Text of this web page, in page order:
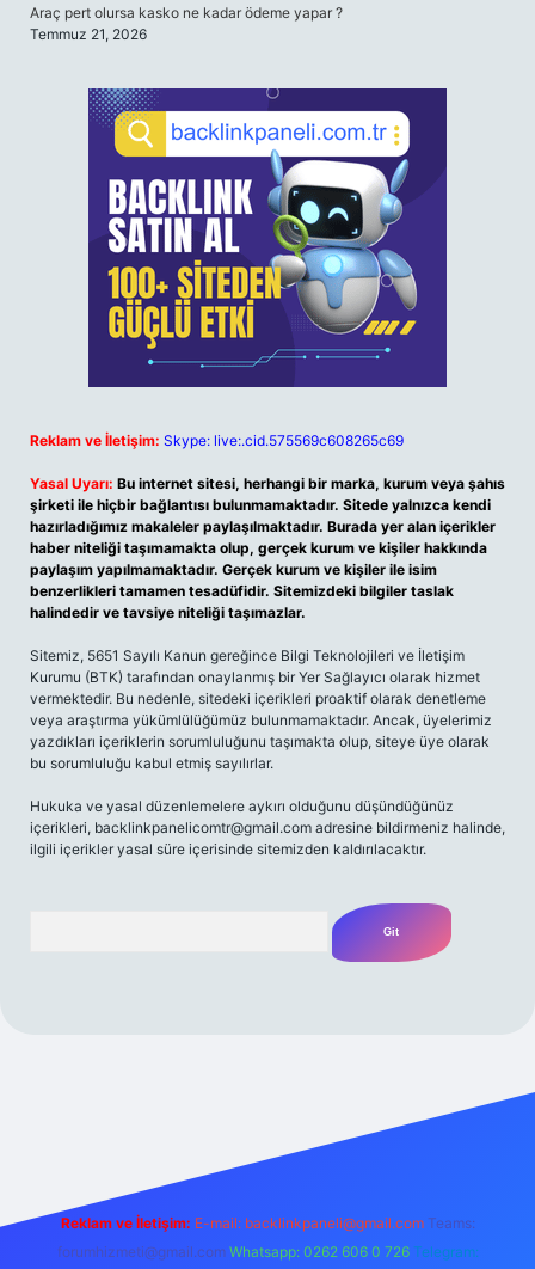
Araç pert olursa kasko ne kadar ödeme yapar ?
Temmuz 21, 2026
Reklam ve İletişim: Skype: live:.cid.575569c608265c69
Yasal Uyarı: Bu internet sitesi, herhangi bir marka, kurum veya şahıs
şirketi ile hiçbir bağlantısı bulunmamaktadır. Sitede yalnızca kendi
hazırladığımız makaleler paylaşılmaktadır. Burada yer alan içerikler
haber niteliği taşımamakta olup, gerçek kurum ve kişiler hakkında
paylaşım yapılmamaktadır. Gerçek kurum ve kişiler ile isim
benzerlikleri tamamen tesadüfidir. Sitemizdeki bilgiler taslak
halindedir ve tavsiye niteliği taşımazlar.
Sitemiz, 5651 Sayılı Kanun gereğince Bilgi Teknolojileri ve İletişim
Kurumu (BTK) tarafından onaylanmış bir Yer Sağlayıcı olarak hizmet
vermektedir. Bu nedenle, sitedeki içerikleri proaktif olarak denetleme
veya araştırma yükümlülüğümüz bulunmamaktadır. Ancak, üyelerimiz
yazdıkları içeriklerin sorumluluğunu taşımakta olup, siteye üye olarak
bu sorumluluğu kabul etmiş sayılırlar.
Hukuka ve yasal düzenlemelere aykırı olduğunu düşündüğünüz
içerikleri, backlinkpanelicomtr@gmail.com adresine bildirmeniz halinde,
ilgili içerikler yasal süre içerisinde sitemizden kaldırılacaktır.
Reklam ve İletişim: E-mail: backlinkpaneli@gmail.com Teams:
forumhizmeti@gmail.com Whatsapp: 0262 606 0 726 Telegram: